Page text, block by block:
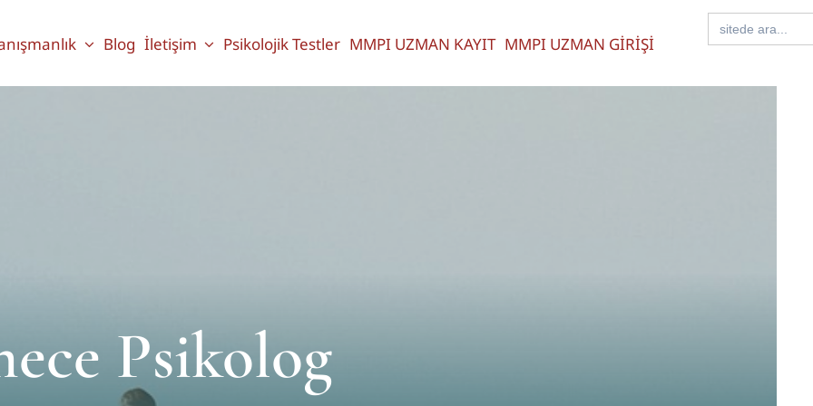
Blog İletişim Psikolojik Testler MMPI UZMAN KAYIT MMPI UZMAN GİRİŞİ
Search
for:
Psikolog